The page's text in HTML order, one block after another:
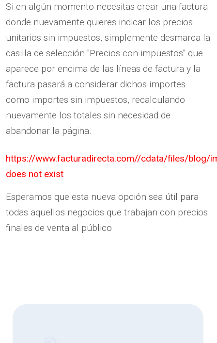
Si en algún momento necesitas crear una factura
donde nuevamente quieres indicar los precios
unitarios sin impuestos, simplemente desmarca la
casilla de selección "Precios con impuestos" que
aparece por encima de las líneas de factura y la
factura pasará a considerar dichos importes
como importes sin impuestos, recalculando
nuevamente los totales sin necesidad de
abandonar la página.
https://www.facturadirecta.com//cdata/files/blog/
does not exist
Esperamos que esta nueva opción sea útil para
todas aquellos negocios que trabajan con precios
finales de venta al público.